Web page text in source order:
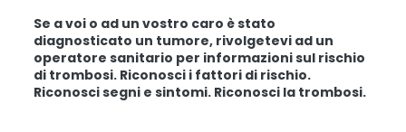
Se a voi o ad un vostro caro è stato
diagnosticato un tumore, rivolgetevi ad un
operatore sanitario per informazioni sul rischio
di trombosi. Riconosci i fattori di rischio.
Riconosci segni e sintomi. Riconosci la trombosi.